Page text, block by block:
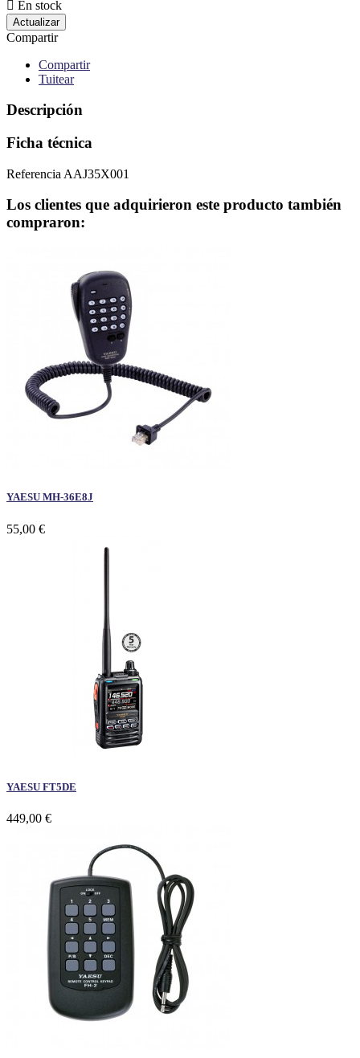
 En stock
Compartir
Compartir
Tuitear
Descripción
Ficha técnica
Referencia AAJ35X001
Los clientes que adquirieron este producto también
compraron:
YAESU MH-36E8J
55,00 €
YAESU FT5DE
449,00 €